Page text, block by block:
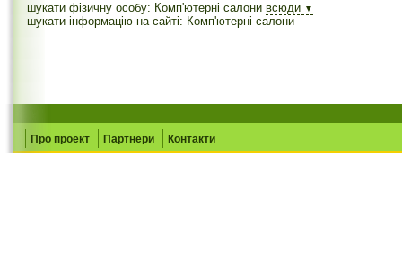
шукати фізичну особу: Комп'ютерні салони всюди ▼
шукати інформацію на сайті: Комп'ютерні салони
Про проект Партнери Контакти